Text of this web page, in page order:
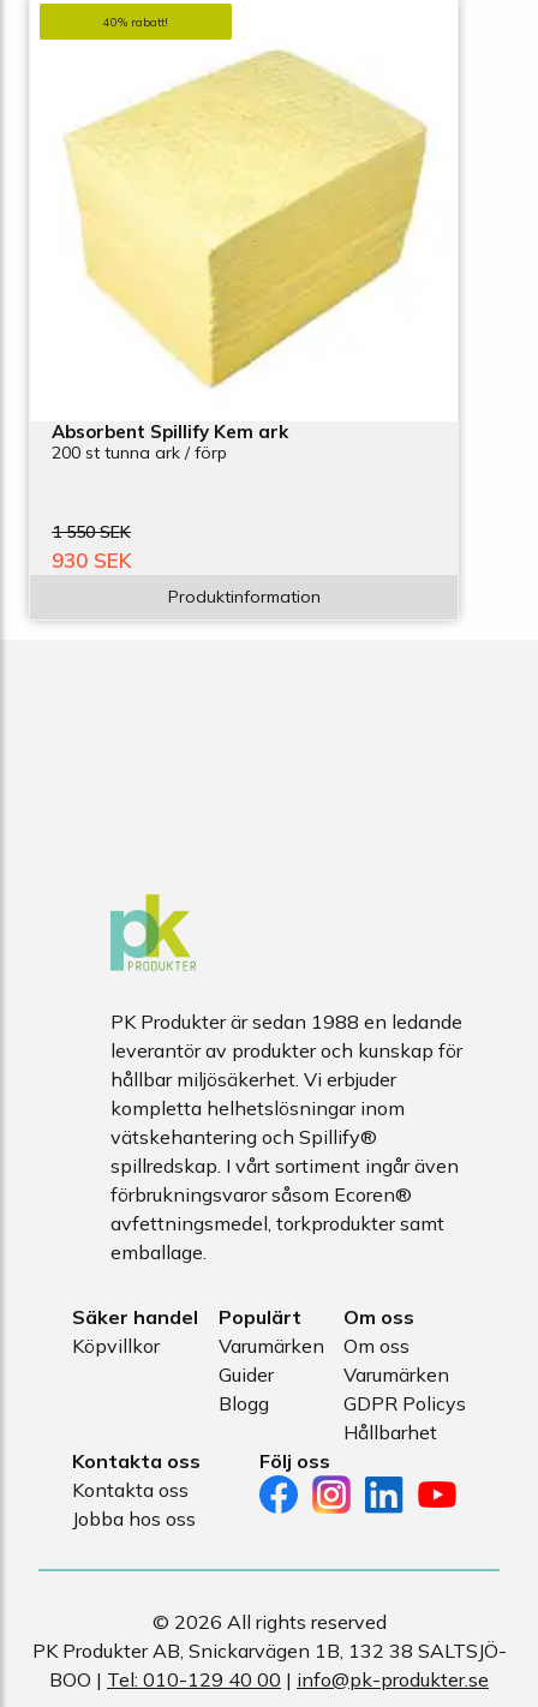
40% rabatt!
Absorbent Spillify Kem ark
200 st tunna ark / förp
930 SEK
1 550 SEK
Produktinformation
PK Produkter är sedan 1988 en ledande
leverantör av produkter och kunskap för
hållbar miljösäkerhet. Vi erbjuder
kompletta helhetslösningar inom
vätskehantering och Spillify®
spillredskap. I vårt sortiment ingår även
förbrukningsvaror såsom Ecoren®
avfettningsmedel, torkprodukter samt
emballage.
Säker handel
Köpvillkor
Populärt
Varumärken
Guider
Blogg
Om oss
Om oss
Varumärken
GDPR Policys
Hållbarhet
Kontakta oss
Kontakta oss
Jobba hos oss
Följ oss
© 2026 All rights reserved
PK Produkter AB, Snickarvägen 1B, 132 38 SALTSJÖ-
BOO | Tel: 010-129 40 00 | info@pk-produkter.se